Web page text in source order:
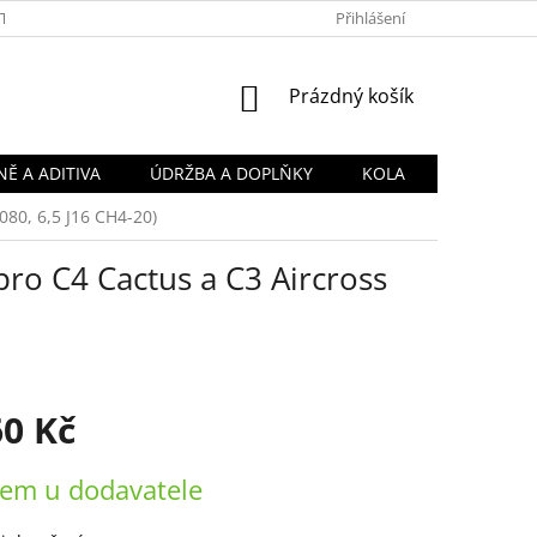
PODMÍNKY OCHRANY OSOBNÍCH
Přihlášení
NÁKUPNÍ
Prázdný košík
A ADITIVA ÚDRŽBA A DOPLŇKY
KOLA
6,5 J16 CH4-20)
C4 Cactus a C3 Aircross
Kč
u dodavatele